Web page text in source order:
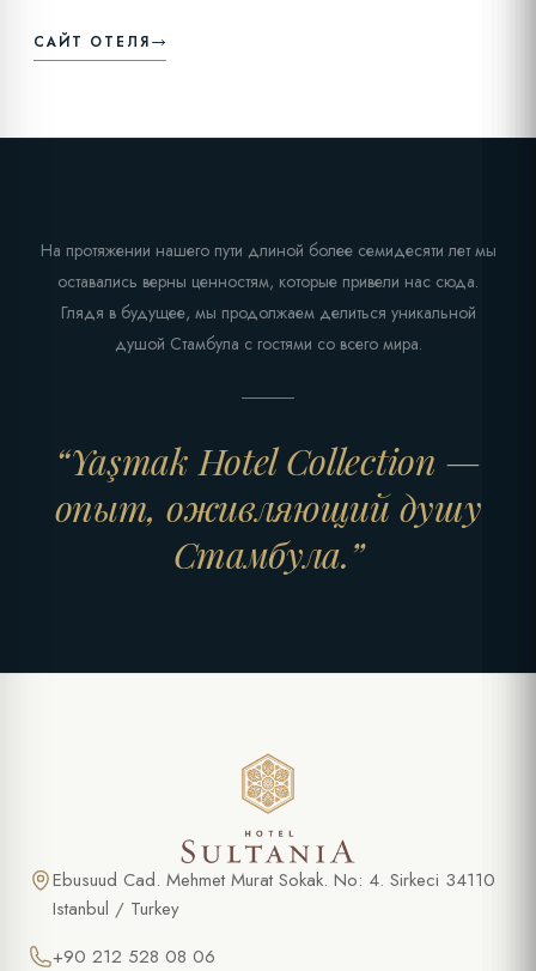
САЙТ ОТЕЛЯ
На протяжении нашего пути длиной более семидесяти лет мы
оставались верны ценностям, которые привели нас сюда.
Глядя в будущее, мы продолжаем делиться уникальной
душой Стамбула с гостями со всего мира.
“Yaşmak Hotel Collection —
опыт, оживляющий душу
Стамбула.”
Ebusuud Cad. Mehmet Murat Sokak. No: 4. Sirkeci 34110
Istanbul / Turkey
+90 212 528 08 06